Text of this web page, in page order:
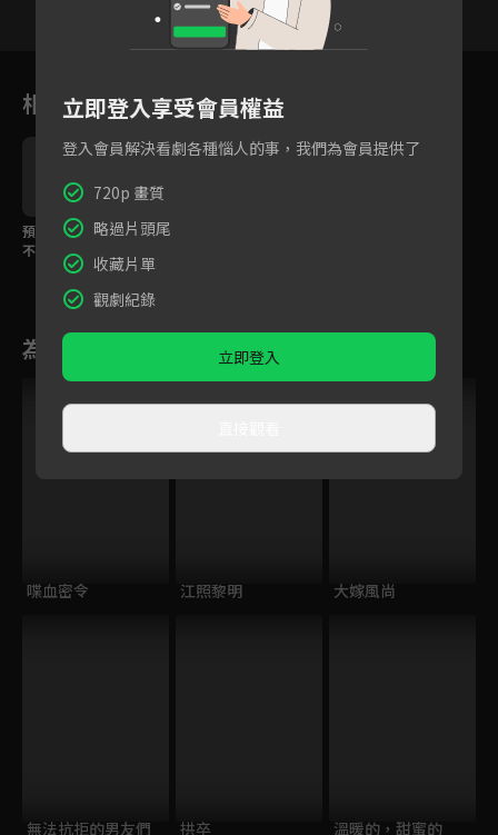
相關花絮
預告：兒科醫生治癒的
不僅是病人，更是整個
世界的未來。
為您推薦
喋血密令 江照黎明 大嫁風尚
無法抗拒的男友們 拱卒 溫暖的，甜蜜的
立即登入享受會員權益
登入會員解決看劇各種惱人的事，我們為會員提供了
720p 畫質
略過片頭尾
收藏片單
觀劇紀錄
立即登入